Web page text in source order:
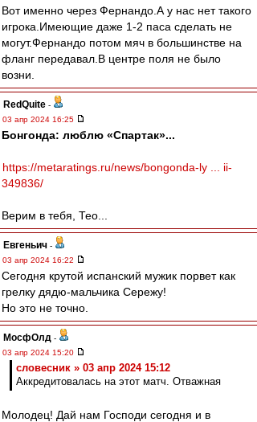
Вот именно через Фернандо.А у нас нет такого
игрока.Имеющие даже 1-2 паса сделать не
могут.Фернандо потом мяч в большинстве на
фланг передавал.В центре поля не было
возни.
RedQuite -
03 апр 2024 16:25
Бонгонда: люблю «Спартак»...
https://metaratings.ru/news/bongonda-ly ... ii-
349836/
Верим в тебя, Тео...
Евгеньич -
03 апр 2024 16:22
Сегодня крутой испанский мужик порвет как
грелку дядю-мальчика Сережу!
Но это не точно.
МосфОлд -
03 апр 2024 15:20
словесник » 03 апр 2024 15:12
Аккредитовалась на этот матч. Отважная
Молодец! Дай нам Господи сегодня и в